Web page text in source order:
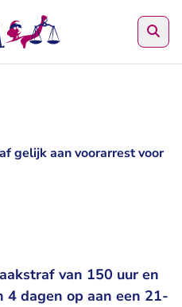
gelijk aan voorarrest voor
van 150 uur en
4 dagen op aan een 21-